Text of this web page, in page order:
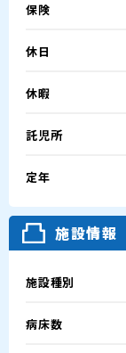
保険
休日
休暇
託児所
定年
施設情報
施設種別
病床数